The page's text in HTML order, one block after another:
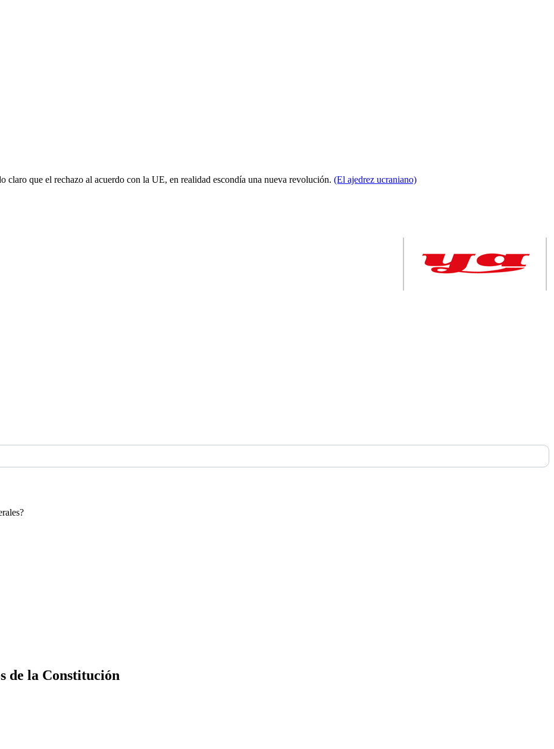
claro que el rechazo al acuerdo con la UE, en realidad escondía una nueva revolución. (El ajedrez ucraniano)
de la Constitución